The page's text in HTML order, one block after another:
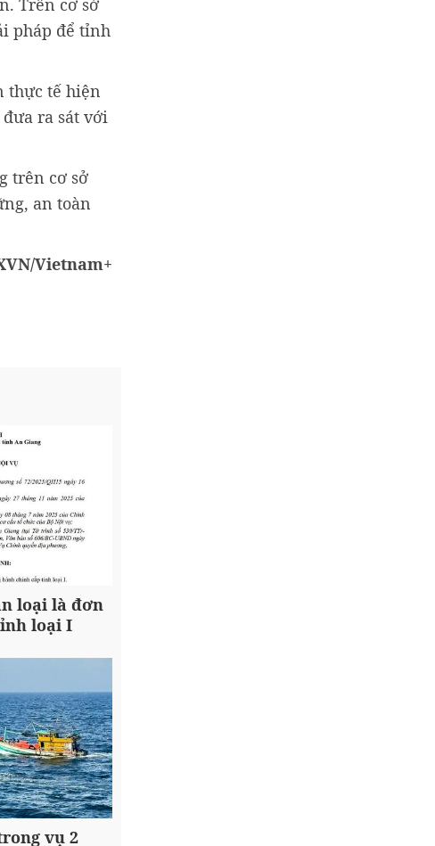
pháp để tỉnh
thực tế hiện
ra sát với
trên cơ sở
an toàn
Vietnam+
loại là đơn
loại I
vụ 2